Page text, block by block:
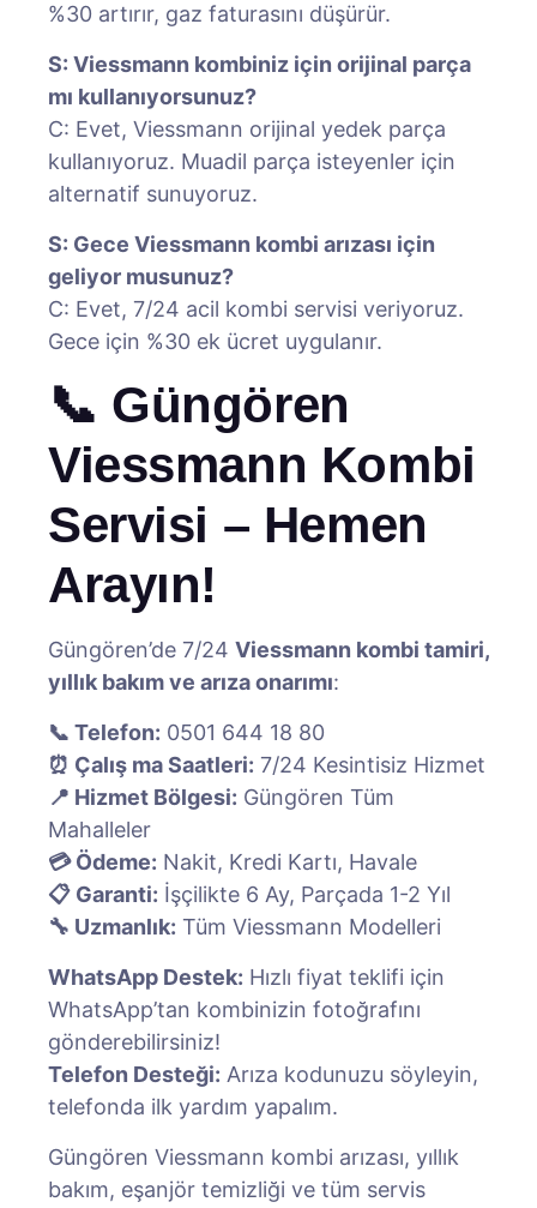
%30 artırır, gaz faturasını düşürür.
S: Viessmann kombiniz için orijinal parça
mı kullanıyorsunuz?
C: Evet, Viessmann orijinal yedek parça
kullanıyoruz. Muadil parça isteyenler için
alternatif sunuyoruz.
S: Gece Viessmann kombi arızası için
geliyor musunuz?
C: Evet, 7/24 acil kombi servisi veriyoruz.
Gece için %30 ek ücret uygulanır.
📞 Güngören
Viessmann Kombi
Servisi – Hemen
Arayın!
Güngören’de 7/24 Viessmann kombi tamiri,
yıllık bakım ve arıza onarımı:
📞 Telefon: 0501 644 18 80
⏰ Çalış ma Saatleri: 7/24 Kesintisiz Hizmet
📍 Hizmet Bölgesi: Güngören Tüm
Mahalleler
💳 Ödeme: Nakit, Kredi Kartı, Havale
📋 Garanti: İşçilikte 6 Ay, Parçada 1-2 Yıl
🔧 Uzmanlık: Tüm Viessmann Modelleri
WhatsApp Destek: Hızlı fiyat teklifi için
WhatsApp’tan kombinizin fotoğrafını
gönderebilirsiniz!
Telefon Desteği: Arıza kodunuzu söyleyin,
telefonda ilk yardım yapalım.
Güngören Viessmann kombi arızası, yıllık
bakım, eşanjör temizliği ve tüm servis